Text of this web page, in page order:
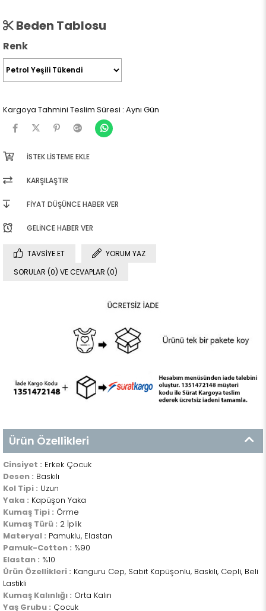
Beden Tablosu
Renk
Kargoya Tahmini Teslim Süresi : Aynı Gün
İSTEK LISTEME EKLE
KARŞILAŞTIR
FIYAT DÜŞÜNCE HABER VER
GELINCE HABER VER
TAVSIYE ET
YORUM YAZ
SORULAR (0) VE CEVAPLAR (0)
Ürün Özellikleri
Cinsiyet : Erkek Çocuk
Desen : Baskılı
Kol Tipi : Uzun
Yaka : Kapüşon Yaka
Kumaş Tipi : Örme
Kumaş Türü : 2 İplik
Materyal : Pamuklu, Elastan
Pamuk-Cotton : %90
Elastan : %10
Ürün Özellikleri : Kanguru Cep, Sabit Kapüşonlu, Baskılı, Cepli, Beli
Lastikli
Kumaş Kalınlığı : Orta Kalın
Yaş Grubu : Çocuk